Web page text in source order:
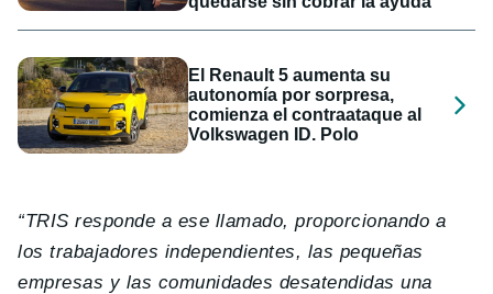
El Renault 5 aumenta su
autonomía por sorpresa,
comienza el contraataque al
Volkswagen ID. Polo
“TRIS responde a ese llamado, proporcionando a
los trabajadores independientes, las pequeñas
empresas y las comunidades desatendidas una